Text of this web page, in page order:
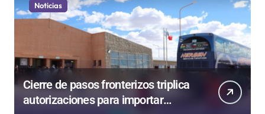
Noticias
Cierre de pasos fronterizos triplica
autorizaciones para importar